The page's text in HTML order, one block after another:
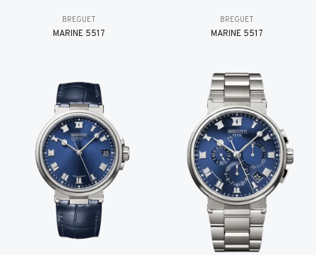
BREGUET
MARINE 5517
BREGUET
MARINE 5517